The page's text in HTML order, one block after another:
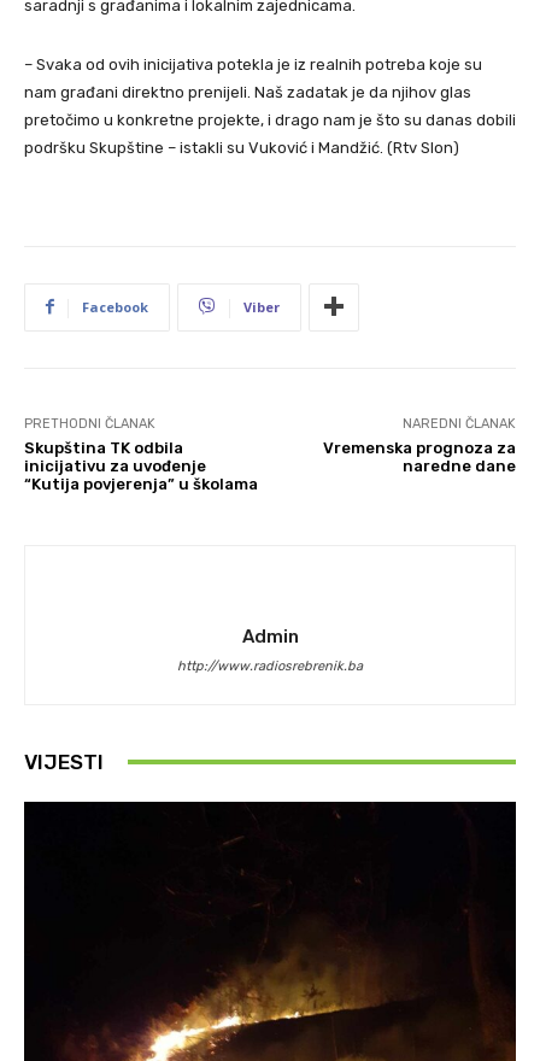
saradnji s građanima i lokalnim zajednicama.
– Svaka od ovih inicijativa potekla je iz realnih potreba koje su
nam građani direktno prenijeli. Naš zadatak je da njihov glas
pretočimo u konkretne projekte, i drago nam je što su danas dobili
podršku Skupštine – istakli su Vuković i Mandžić. (Rtv Slon)
Facebook Viber
PRETHODNI ČLANAK
Skupština TK odbila
inicijativu za uvođenje
“Kutija povjerenja” u školama
NAREDNI ČLANAK
Vremenska prognoza za
naredne dane
Admin
http://www.radiosrebrenik.ba
VIJESTI